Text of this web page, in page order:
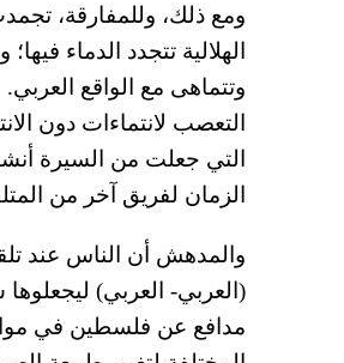
ومع ذلك، وللمفارقة،
الهلالية تتجدد الدماء
وتتماهى مع الواقع
التعصب لانتماءات دون
التي جعلت من السيرة
الزمان لفريق آخر من
والمدهش أن الناس عند
(العربي- العربي)
مدافع عن فلسطين في